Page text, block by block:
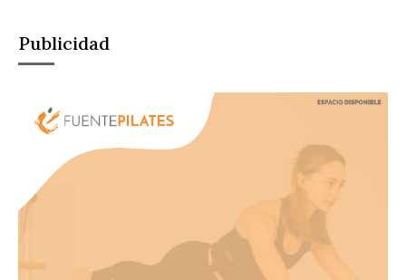
Publicidad